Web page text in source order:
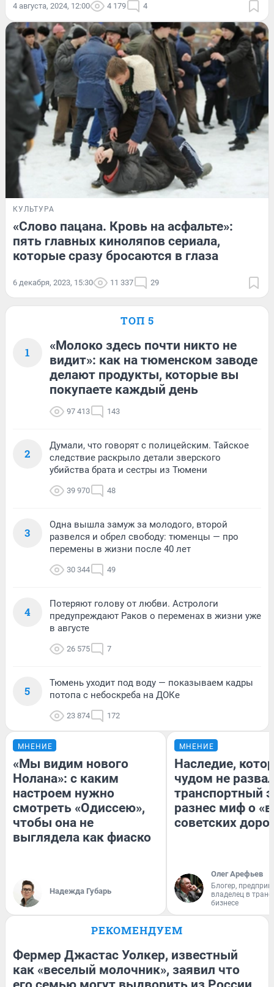
4 августа, 2024, 12:00 4 179 4
КУЛЬТУРА
«Слово пацана. Кровь на асфальте»:
пять главных киноляпов сериала,
которые сразу бросаются в глаза
6 декабря, 2023, 15:30 11 337 29
ТОП 5
1
«Молоко здесь почти никто не
видит»: как на тюменском заводе
делают продукты, которые вы
покупаете каждый день
97 413 143
2
Думали, что говорят с полицейским. Тайское
следствие раскрыло детали зверского
убийства брата и сестры из Тюмени
39 970 48
3
Одна вышла замуж за молодого, второй
развелся и обрел свободу: тюменцы — про
перемены в жизни после 40 лет
30 344 49
4
Потеряют голову от любви. Астрологи
предупреждают Раков о переменах в жизни уже
в августе
26 575 7
5
Тюмень уходит под воду — показываем кадры
потопа с небоскреба на ДОКе
23 874 172
МНЕНИЕ
«Мы видим нового
Нолана»: с каким
настроем нужно
смотреть «Одиссею»,
чтобы она не
выглядела как фиаско
Надежда Губарь
МНЕНИЕ
Наследие,
чудом не
транспортный
разнес миф о
советских
Олег Арефьев
Блогер,
владелец в
бизнесе
РЕКОМЕНДУЕМ
Фермер Джастас Уолкер, известный
как «веселый молочник», заявил что